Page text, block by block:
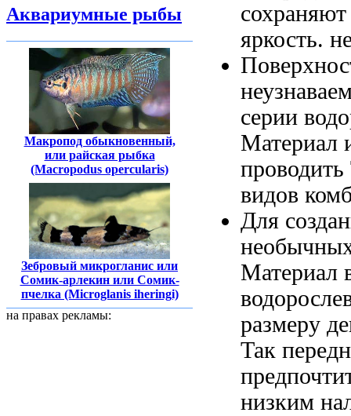
Аквариумные рыбы
Макропод обыкновенный,
или райская рыбка
(Macropodus opercularis)
Зебровый микрогланис или
Сомик-арлекин или Сомик-
пчелка (Microglanis iheringi)
на правах рекламы:
яркость.
серии
Материал
проводить
видов
Для
Материал
размеру
Так
низким